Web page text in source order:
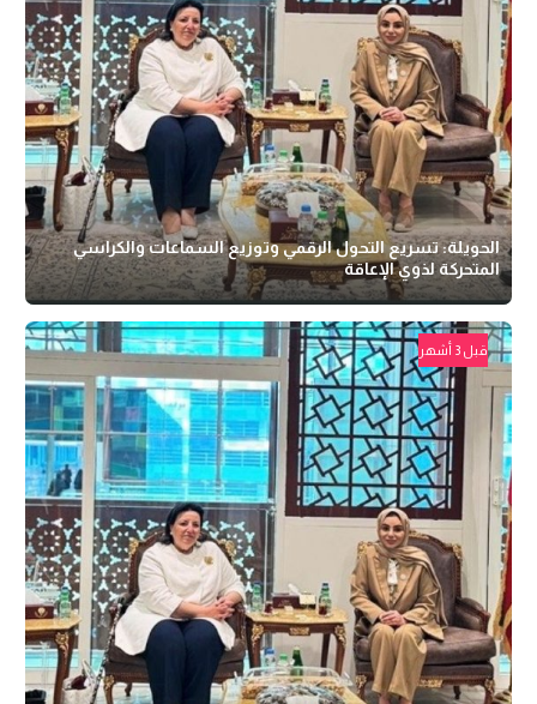
الحويلة: تسريع التحول الرقمي وتوزيع السماعات والكراسي
المتحركة لذوي الإعاقة
قبل 3 أشهر